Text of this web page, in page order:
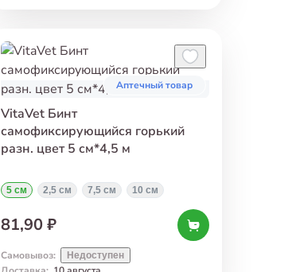
Аптечный товар
VitaVet Бинт
самофиксирующийся горький
разн. цвет 5 см*4,5 м
5 см 2,5 см 7,5 см 10 см
81,90 ₽
Самовывоз: Недоступен